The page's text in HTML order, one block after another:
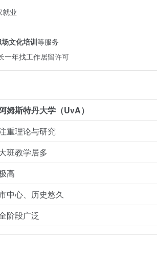
就业
文化培训等服务
一年找工作居留许可
姆斯特丹大学（UvA）
重理论与研究
班教学居多
高
中心、历史悠久
阶段广泛